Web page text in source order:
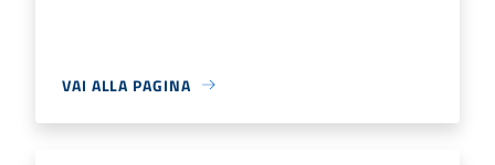
VAI ALLA PAGINA